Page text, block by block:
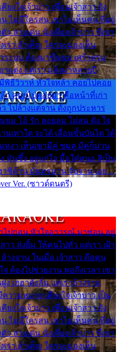
งใจเจ้าบ่าว เพื่อนเจ้าสาว ยัง
ไม่มีใครสน เขาไม่เห็นคน ที่อยู่
ว สวยเด่น นั่งเคียงเจ้าบ่าว ที่เขา
เรา ลำเค็ญ ใครจะมองเห็น
ระบม ต้องมาขื่นขม เศร้าตรม
แต่ง แต่เรา แล้งมาหลายปี
พิธีวิวาห์ หัวใจหล้า คอยไปคอย
า คอยไปคอยมา คือหน้าที่เก่า
ไปล้างแต่จาน ดั่งถูกประหาร
ขม โอ้ รัก ลอยลม ไม่สม ดัง ใจ
นเท่าใด จะได้ เลื่อนขั้นบันได ได้
เหงา เห็นเขามีคู่ ซมดู มีคู่ก็ม่วน
มันซึ้ง อยู่แก่ใจ มื้อใด๋หนอ สิเป็น
ฮาซิด้าน มันทรมาน จับจาน เอย…
Ver. (ซาวด์ดนตรี)
าไปก่อน หัวใจอาวรณ์ มาซ่อน อยู่
าว ส่งยิ้ม ให้คนไปทั่ว แต่เรา เฝ้า
างจาน ในเมื่อ เจ้าสาว คือคน
ต้องไปช่วยงาน พอถึงเวลา เขา
เฮฮาดังลั่น แต่เราล้างจาน
วามหมาย เคียงใจเจ้าบ่าว เป็น
งใจเจ้าบ่าว เพื่อนเจ้าสาว ยัง
ไม่มีใครสน เขาไม่เห็นคน ที่อยู่
ว สวยเด่น นั่งเคียงเจ้าบ่าว ที่เขา
เรา ลำเค็ญ ใครจะมองเห็น